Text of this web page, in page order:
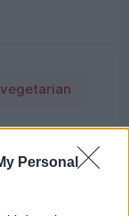
Personal
vegetarian